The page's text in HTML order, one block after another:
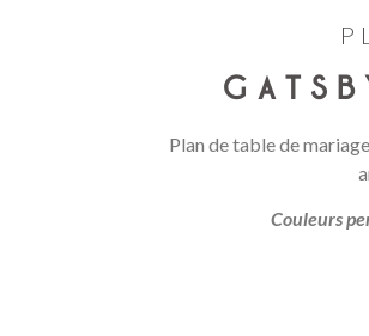
Plan de table de
Couleurs